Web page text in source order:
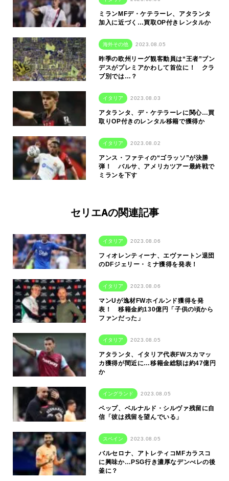
ミランMFデ・ケテラーレ、アタランタ
加入に近づく…買取OP付きレンタルか
海外その他 2023.08.05
昨季の欧州リーグ観客動員は“王者”ブン
デスがプレミアかわして首位に！ クラ
ブ別では…？
イタリア 2023.08.03
アタランタ、デ・ケテラーレに関心…買
取りOP付きのレンタル移籍で獲得か
イタリア 2023.08.02
アンス・ファティの“ゴラッソ”が決勝
弾！ バルサ、アメリカツアー最終戦で
ミランを下す
セリエAの関連記事
イタリア 2023.08.06
フィオレンティーナ、エヴァートン退団
のDFジェリー・ミナ獲得を発表！
イタリア 2023.08.06
マンUが逸材FWホイルンド獲得を発
表！ 移籍金約130億円「子供の頃から
ファンだった」
イタリア 2023.08.05
アタランタ、イタリア代表FWスカマッ
カ獲得が間近に…移籍金総額は約47億円
か
イングランド 2023.08.05
ペップ、ベルナルド・シルヴァ残留に自
信「彼は残留を望んでいる」
スペイン 2023.08.05
バルセロナ、アトレティコMFカラスコ
に興味か…PSG行き濃厚なデンべレの後
釜に？